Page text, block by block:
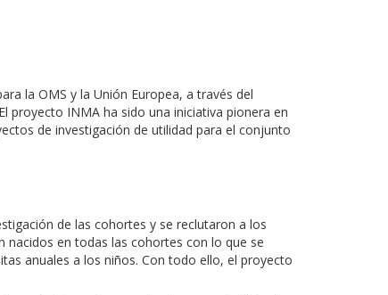
la OMS y la Unión Europea, a través del
proyecto INMA ha sido una iniciativa pionera en
de investigación de utilidad para el conjunto
de las cohortes y se reclutaron a los
nacidos en todas las cohortes con lo que se
anuales a los niños. Con todo ello, el proyecto